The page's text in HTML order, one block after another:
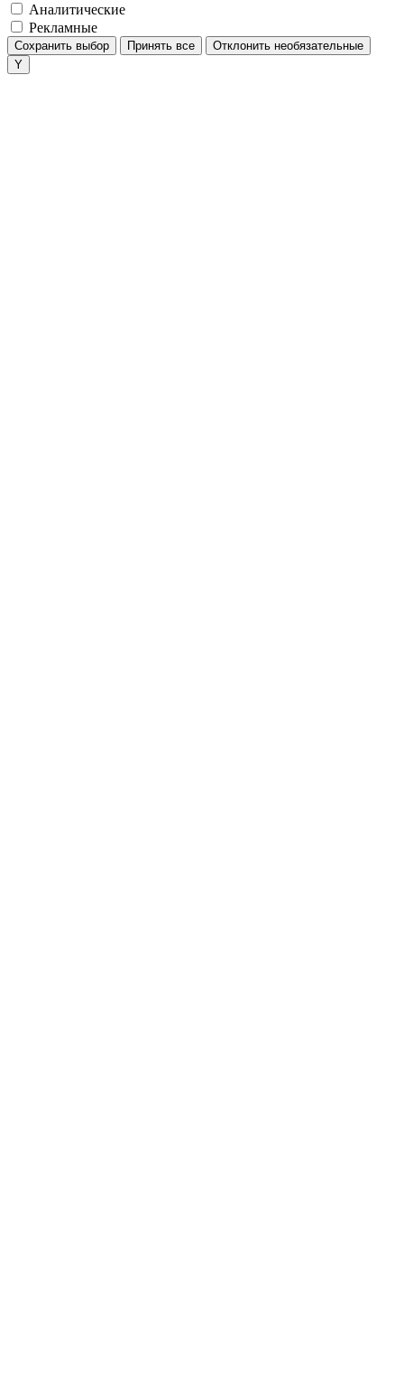
Аналитические
Рекламные
Сохранить выбор Принять все Отклонить необязательные